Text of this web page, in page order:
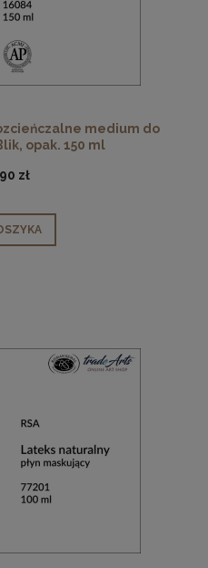
medium do
opak. 150 ml
zł